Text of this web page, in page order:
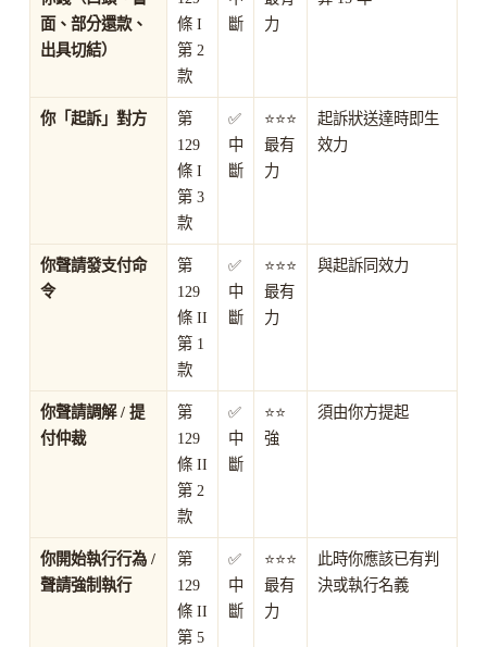
面、部分還款、
出具切結）
條 I
第 2
款
斷
力
你「起訴」對方
第
129
條 I
第 3
款
✅
中
斷
⭐⭐⭐
最有
力
起訴狀送達時即生
效力
你聲請發支付命
令
第
129
條 II
第 1
款
✅
中
斷
⭐⭐⭐
最有
力
與起訴同效力
你聲請調解 / 提
付仲裁
第
129
條 II
第 2
款
✅
中
斷
⭐⭐
強
須由你方提起
你開始執行行為 /
聲請強制執行
第
129
條 II
第 5
✅
中
斷
⭐⭐⭐
最有
力
此時你應該已有判
決或執行名義